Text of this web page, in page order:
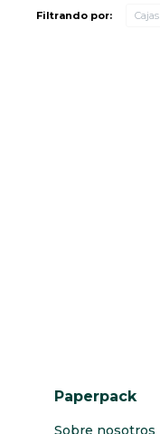
Filtrando por: Cajas
Paperpack
Sobre nosotros